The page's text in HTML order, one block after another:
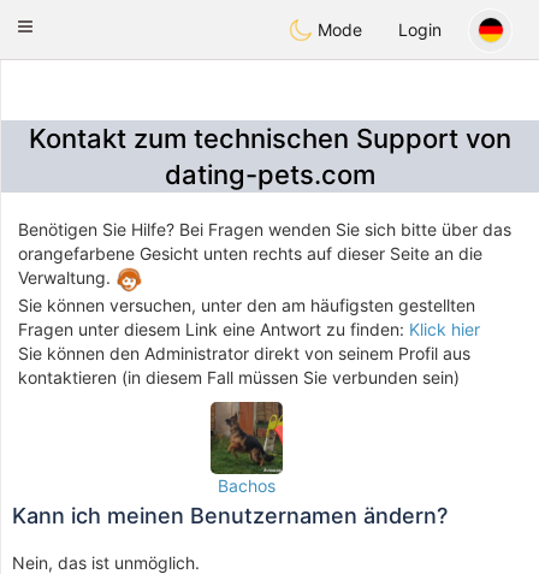
Animour
Toggle
Mode Login
Kontakt zum technischen Support von
dating-pets.com
Benötigen Sie Hilfe? Bei Fragen wenden Sie sich bitte über das
orangefarbene Gesicht unten rechts auf dieser Seite an die
Verwaltung.
Sie können versuchen, unter den am häufigsten gestellten
Fragen unter diesem Link eine Antwort zu finden: Klick hier
Sie können den Administrator direkt von seinem Profil aus
kontaktieren (in diesem Fall müssen Sie verbunden sein)
Bachos
Kann ich meinen Benutzernamen ändern?
Nein, das ist unmöglich.